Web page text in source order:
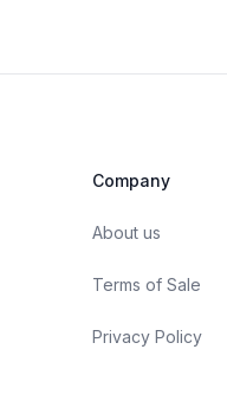
Company
About us
Terms of Sale
Privacy Policy